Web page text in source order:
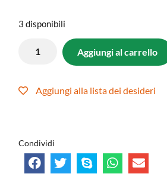
3 disponibili
Aggiungi al carrello
Aggiungi alla lista dei desideri
Condividi